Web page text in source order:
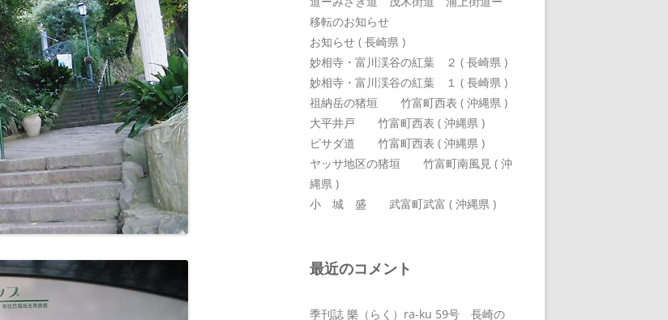
移転のお知らせ
お知らせ ( 長崎県 )
妙相寺・富川渓谷の紅葉 ２ ( 長崎県 )
妙相寺・富川渓谷の紅葉 １ ( 長崎県 )
祖納岳の猪垣 竹富町西表 ( 沖縄県 )
大平井戸 竹富町西表 ( 沖縄県 )
ピサダ道 竹富町西表 ( 沖縄県 )
ヤッサ地区の猪垣 竹富町南風見 ( 沖
縄県 )
小 城 盛 武富町武富 ( 沖縄県 )
最近のコメント
季刊誌 樂（らく）ra-ku 59号 長崎の